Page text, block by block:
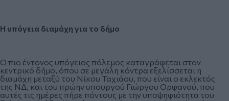
Η υπόγεια διαμάχη για το δήμο
Ο πιο έντονος υπόγειος πόλεμος καταγράφεται στον
κεντρικό δήμο, όπου σε μεγάλη κόντρα εξελίσσεται η
διαμάχη μεταξύ του Νίκου Ταχιάου, που είναι ο εκλεκτός
της ΝΔ, και του πρώην υπουργού Γιώργου Ορφανού, που
αυτές τις ημέρες πήρε πόντους με την υποψηφιότητα του